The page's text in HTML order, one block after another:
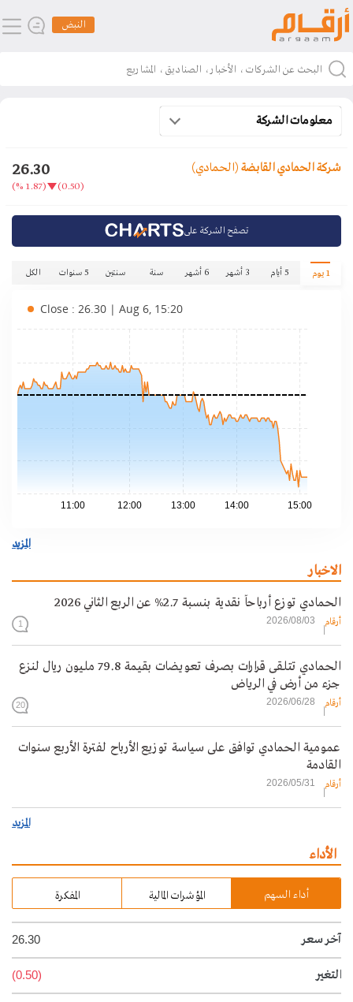
النبض
معلومات الشركة
شركة الحمادي القابضة (الحمادي) 26.30
(0.50)
(1.87 %)
تصفح الشركة على
1 يوم 5 أيام 3 أشهر 6 أشهر سنة سنتين 5 سنوات الكل
11:00 12:00 13:00 14:00 15:00
Close : 26.30 | Aug 6, 15:20
المزيد
الاخبار
الحمادي توزع أرباحاً نقدية بنسبة 2.7% عن الربع الثاني 2026
أرقام 2026/08/03
1
الحمادي تتلقى قرارات بصرف تعويضات بقيمة 79.8 مليون ريال لنزع
جزء من أرض في الرياض
أرقام 2026/06/28
20
عمومية الحمادي توافق على سياسة توزيع الأرباح لفترة الأربع سنوات
القادمة
أرقام 2026/05/31
المزيد
الأداء
أداء السهم المؤشرات المالية المفكرة
آخر سعر 26.30
التغير (0.50)